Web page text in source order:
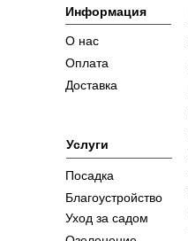
Информация
Услуги
О нас
Оплата
Уход за садом
Благоустройство
Доставка
Посадка